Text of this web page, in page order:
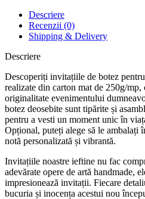
Descriere
Recenzii (0)
Shipping & Delivery
Descriere
Descoperiți invitațiile de botez
realizate din carton mat de 250g/mp,
originalitate evenimentului
botez deosebite sunt tipărite și
pentru a vesti un moment unic în
Opțional, puteți alege să le ambalați
notă personalizată și vibrantă.
Invitațiile noastre ieftine nu fac
adevărate opere de artă handmade,
impresionează invitații. Fiecare
bucuria și inocența acestui nou